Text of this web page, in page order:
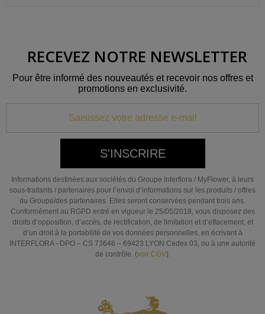
RECEVEZ NOTRE NEWSLETTER
Pour être informé des nouveautés et recevoir nos offres et
promotions en exclusivité.
S'INSCRIRE
Informations destinées aux sociétés du Groupe Interflora / MyFlower, à leurs
sous-traitants / partenaires pour l’envoi d’informations sur les produits / offres
du Groupe/des partenaires. Elles seront conservées pendant trois ans.
Conformément au RGPD entré en vigueur le 25/05/2018, vous disposez des
droits d’opposition, d’accès, de rectification, de limitation et d’effacement, et
d’un droit à la portabilité de vos données personnelles, en écrivant à
INTERFLORA –DPO – CS 73646 – 69423 LYON Cedex 03, ou à une autorité
de contrôle. (voir CGV).